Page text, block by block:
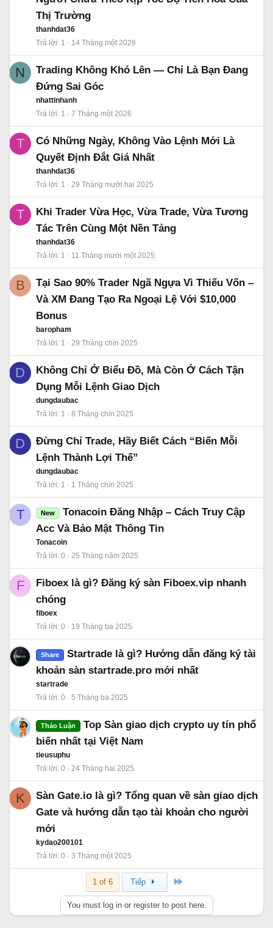
Thị Trường
thanhdat36
Trả lời 1 14 Tháng một 2026
N
Trading Không Khó Lên — Chỉ Là Bạn Đang
Đứng Sai Góc
nhattinhanh
Trả lời 1 7 Tháng một 2026
T
Có Những Ngày, Không Vào Lệnh Mới Là
Quyết Định Đắt Giá Nhất
thanhdat36
Trả lời 1 29 Tháng mười hai 2025
T
Khi Trader Vừa Học, Vừa Trade, Vừa Tương
Tác Trên Cùng Một Nền Tảng
thanhdat36
Trả lời 1 11 Tháng mười một 2025
B
Tại Sao 90% Trader Ngã Ngựa Vì Thiếu Vốn –
Và XM Đang Tạo Ra Ngoại Lệ Với $10,000
Bonus
baropham
Trả lời 1 29 Tháng chín 2025
D
Không Chỉ Ở Biểu Đồ, Mà Còn Ở Cách Tận
Dụng Mỗi Lệnh Giao Dịch
dungdaubac
Trả lời 1 8 Tháng chín 2025
D
Đừng Chỉ Trade, Hãy Biết Cách “Biến Mỗi
Lệnh Thành Lợi Thế”
dungdaubac
Trả lời 1 1 Tháng chín 2025
T New
Tonacoin Đăng Nhập – Cách Truy Cập
Acc Và Bảo Mật Thông Tin
Tonacoin
Trả lời 0 25 Tháng năm 2025
F
Fiboex là gì? Đăng ký sàn Fiboex.vip nhanh
chóng
fiboex
Trả lời 0 19 Tháng ba 2025
Share
Startrade là gì? Hướng dẫn đăng ký tài
khoản sàn startrade.pro mới nhất
startrade
Trả lời 0 5 Tháng ba 2025
Thảo Luận
Top Sàn giao dịch crypto uy tín phổ
biến nhất tại Việt Nam
tieusuphu
Trả lời 0 24 Tháng hai 2025
K
Sàn Gate.io là gì? Tổng quan về sàn giao dịch
Gate và hướng dẫn tạo tài khoản cho người
mới
kydao200101
Trả lời 0 3 Tháng một 2025
1 of 6 Tiếp
You must log in or register to post here.